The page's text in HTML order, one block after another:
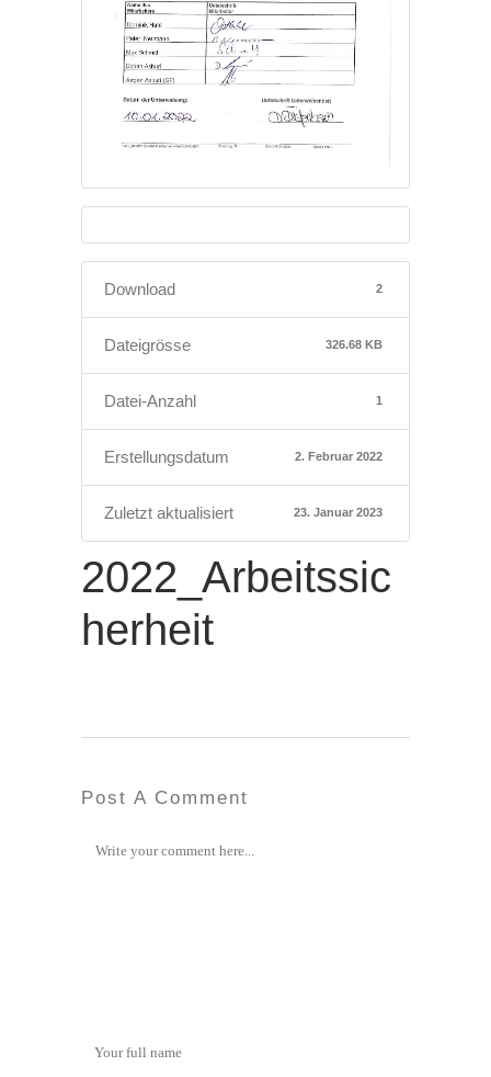
Download 2
Dateigrösse 326.68 KB
Datei-Anzahl 1
Erstellungsdatum 2. Februar 2022
Zuletzt aktualisiert 23. Januar 2023
2022_Arbeitssic
herheit
Post A Comment